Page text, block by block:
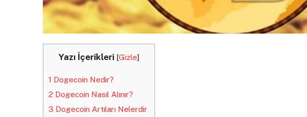
Yazı İçerikleri [Gizle]
1 Dogecoin Nedir?
2 Dogecoin Nasıl Alınır?
3 Dogecoin Artıları Nelerdir